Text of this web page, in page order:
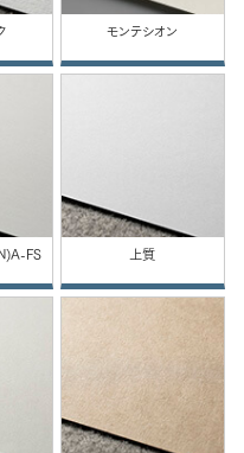
モンテシオン
FS 上質